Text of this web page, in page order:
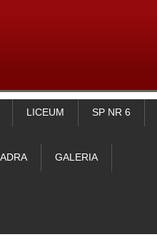
LICEUM SP NR 6
GALERIA